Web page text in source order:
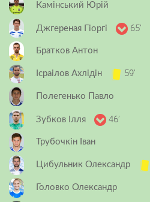
Камінський Юрій
Джгереная Гіоргі 65’
Братков Антон
Ісраілов Ахлідін 59’
Полегенько Павло
Зубков Ілля 46’
Трубочкін Іван
Цибульник Олександр
Головко Олександр